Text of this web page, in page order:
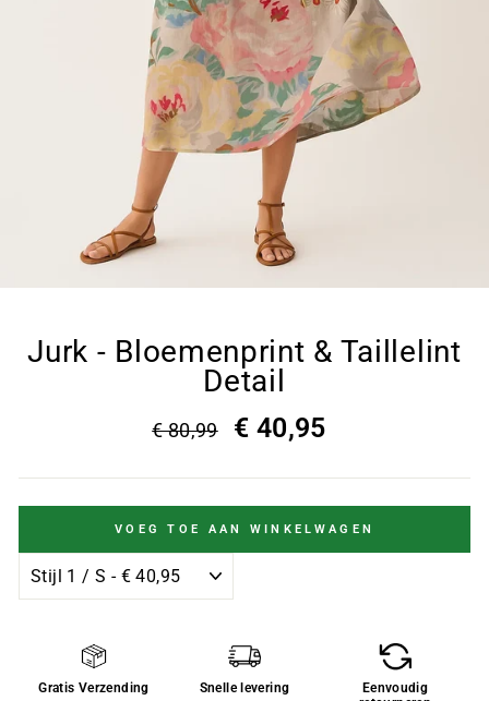
Jurk - Bloemenprint & Taillelint
Detail
€ 80,99 € 40,95
VOEG TOE AAN WINKELWAGEN
Gratis Verzending Snelle levering
Eenvoudig